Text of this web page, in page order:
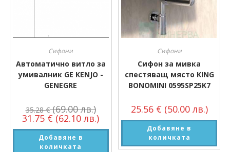
Сифони
Автоматично витло за
умивалник GE KENJO -
GENEGRE
35.28€ (69.00 лв.)
31.75 € (62.10 лв.)
Добавяне в
количката
Сифони
Сифон за мивка
спестяващ място KING
BONOMINI 0595SP25K7
25.56 € (50.00 лв.)
Добавяне в
количката